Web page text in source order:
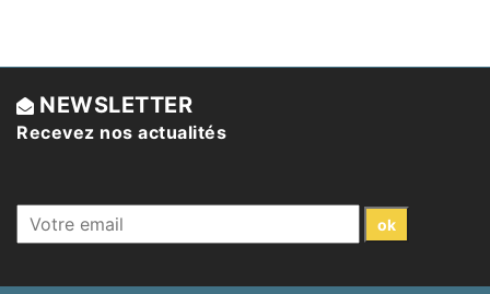
NEWSLETTER
Recevez nos actualités